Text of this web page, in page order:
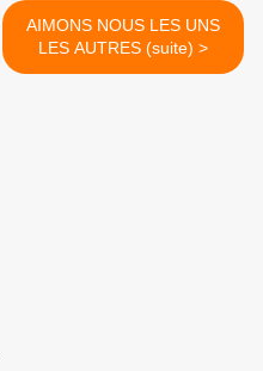
AIMONS NOUS LES UNS
LES AUTRES (suite) >